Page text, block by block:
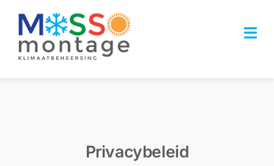
inhoud
Privacybeleid